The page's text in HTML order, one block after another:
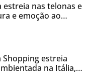
estreia nas telonas e
e emoção ao
Shopping estreia
na Itália,
para o Dia dos